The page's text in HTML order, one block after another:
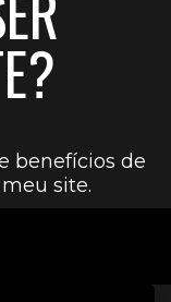
benefícios de
site.